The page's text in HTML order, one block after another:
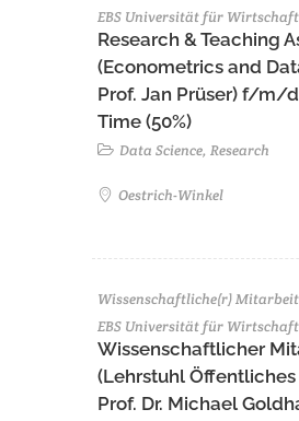
EBS Universität für
Research & Teaching
(Econometrics and
Prof. Jan Prüser) f/m/
Time (50%)
Data Science, Research
Oestrich-Winkel
Wissenschaftliche(r)
EBS Universität für
Wissenschaftlicher
(Lehrstuhl Öffentliches
Prof. Dr. Michael